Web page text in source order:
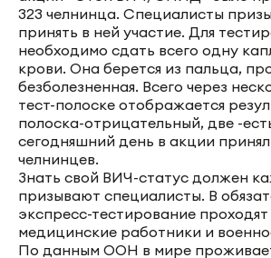
323 челнинца. Специалисты
принять в ней участие. Для
необходимо сдать всего одну
крови. Она берется из пальца,
безболезненная. Всего через
тест-полоске отображается
полоска-отрицательный, две -
сегодняшний день в акции
челнинцев.
Знать свой ВИЧ-статус должен
призывают специалисты. В
экспресс-тестирование проходят
медицинские работники и
По данным ООН в мире